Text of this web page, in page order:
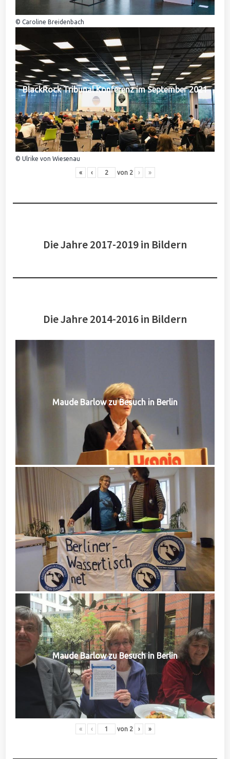
© Caroline Breidenbach
BlackRock Tribunal Konferenz im September 2021
© Ulrike von Wiesenau
« ‹ von 2 › »
Die Jahre 2017-2019 in Bildern
Die Jahre 2014-2016 in Bildern
Maude Barlow zu Besuch in Berlin
Maude Barlow zu Besuch in Berlin
« ‹ von 2 › »